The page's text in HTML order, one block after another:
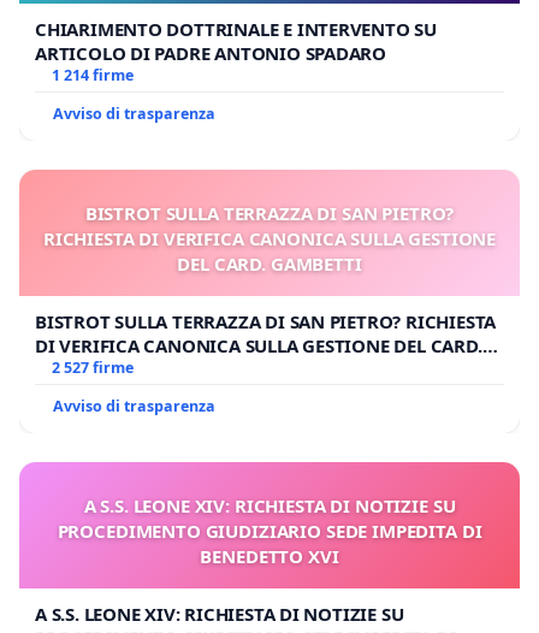
CHIARIMENTO DOTTRINALE E INTERVENTO SU
ARTICOLO DI PADRE ANTONIO SPADARO
1 214 firme
Avviso di trasparenza
BISTROT SULLA TERRAZZA DI SAN PIETRO?
RICHIESTA DI VERIFICA CANONICA SULLA GESTIONE
DEL CARD. GAMBETTI
BISTROT SULLA TERRAZZA DI SAN PIETRO? RICHIESTA
DI VERIFICA CANONICA SULLA GESTIONE DEL CARD.
GAMBETTI
2 527 firme
Avviso di trasparenza
A S.S. LEONE XIV: RICHIESTA DI NOTIZIE SU
PROCEDIMENTO GIUDIZIARIO SEDE IMPEDITA DI
BENEDETTO XVI
A S.S. LEONE XIV: RICHIESTA DI NOTIZIE SU